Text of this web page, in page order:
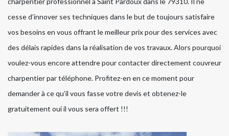
cesse d’innover ses techniques dans le but de toujours satisfaire
vos besoins en vous offrant le meilleur prix pour des services avec
des délais rapides dans la réalisation de vos travaux. Alors pourquoi
voulez-vous encore attendre pour contacter directement couvreur
charpentier par téléphone. Profitez-en en ce moment pour
demander à ce qu’il vous fasse votre devis et obtenez-le
gratuitement oui il vous sera offert !!!